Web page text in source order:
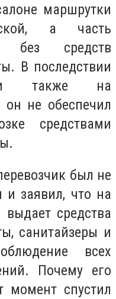
маршрутки
а часть
без средств
В последствии
также на
он не обеспечил
средствами
был не
и заявил, что на
средства
санитайзеры и
всех
Почему его
момент спустил